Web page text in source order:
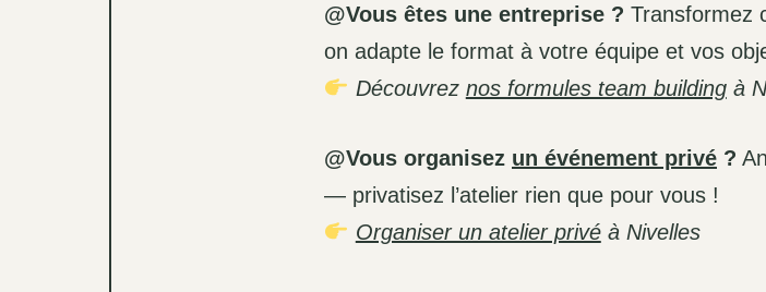
@Vous êtes une entreprise ? Transformez
on adapte le format à votre équipe et vos
Découvrez nos formules team buildingà
@Vous organisez un événement privé ?
— privatisez l’atelier rien que pour vous !
Organiser un atelier privéà Nivelles